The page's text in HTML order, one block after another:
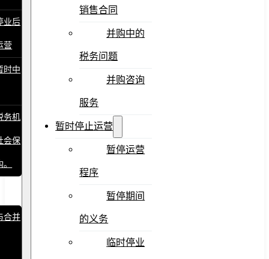
业后
营
时中
务机
会保
合并
销售合同
并购中的
税务问题
并购咨询
服务
暂时停止运营
暂停运营
程序
暂停期间
的义务
临时停业